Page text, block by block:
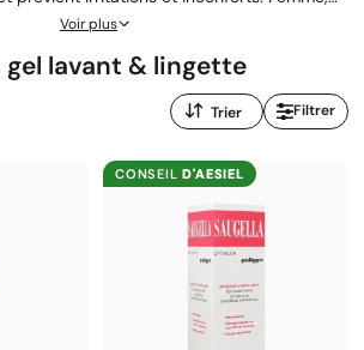
rayon réunit Saforelle, Saugella, Hydralin
Voir plus
lavant & lingette
Trier
par
:
Filtrer
CONSEILD'AESIEL